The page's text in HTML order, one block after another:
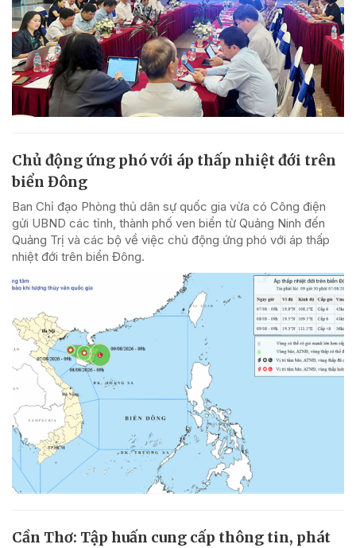
Chủ động ứng phó với áp thấp nhiệt đới trên
biển Đông
Ban Chỉ đạo Phòng thủ dân sự quốc gia vừa có Công điện
gửi UBND các tỉnh, thành phố ven biển từ Quảng Ninh đến
Quảng Trị và các bộ về việc chủ động ứng phó với áp thấp
nhiệt đới trên biển Đông.
Cần Thơ: Tập huấn cung cấp thông tin, phát